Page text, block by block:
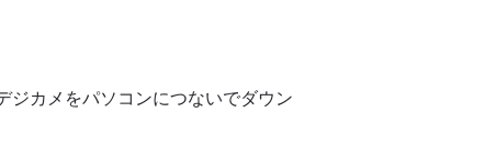
ジカメをパソコンにつないでダウン